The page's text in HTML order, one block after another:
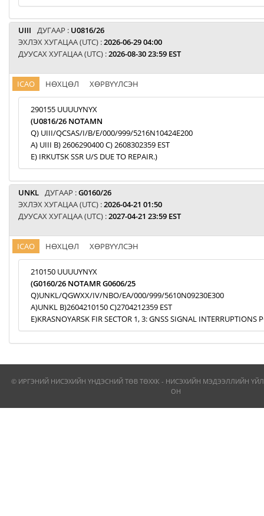
UIII ДУГААР : U0816/26
ЭХЛЭХ ХУГАЦАА (UTC) :2026-06-29 04:00
ДУУСАХ ХУГАЦАА (UTC) :2026-08-30 23:59 EST
ICAO НӨХЦӨЛ ХӨРВҮҮЛСЭН
290155 UUUUYNYX
(U0816/26 NOTAMN
Q) UIII/QCSAS/I/B/E/000/999/5216N10424E200
A) UIII B) 2606290400 C) 2608302359 EST
E) IRKUTSK SSR U/S DUE TO REPAIR.)
UNKL ДУГААР :G0160/26
ЭХЛЭХ ХУГАЦАА (UTC) :2026-04-21 01:50
ДУУСАХ ХУГАЦАА (UTC) :2027-04-21 23:59 EST
ICAO НӨХЦӨЛ ХӨРВҮҮЛСЭН
210150 UUUUYNYX
(G0160/26 NOTAMR G0606/25
Q)UNKL/QGWXX/IV/NBO/EA/000/999/5610N09230E300
A)UNKL B)2604210150 C)2704212359 EST
E)KRASNOYARSK FIR SECTOR 1, 3: GNSS SIGNAL INTERRUPTIONS
© ИРГЭНИЙ НИСЭХИЙН ҮНДЭСНИЙ ТӨВ ТӨХХК - НИСЭХИЙН МЭДЭЭЛЛИЙН
ОН